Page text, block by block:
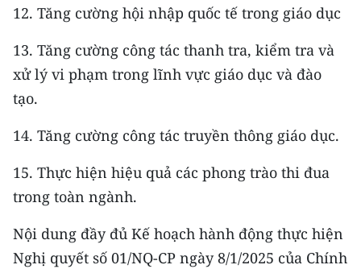
12. Tăng cường hội nhập quốc tế trong giáo dục
13. Tăng cường công tác thanh tra, kiểm tra và
xử lý vi phạm trong lĩnh vực giáo dục và đào
tạo.
14. Tăng cường công tác truyền thông giáo dục.
15. Thực hiện hiệu quả các phong trào thi đua
trong toàn ngành.
Nội dung đầy đủ Kế hoạch hành động thực hiện
Nghị quyết số 01/NQ-CP ngày 8/1/2025 của Chính